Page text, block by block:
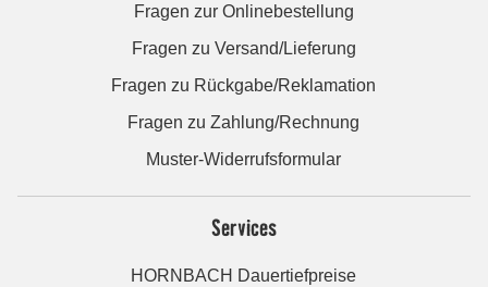
Fragen zur Onlinebestellung
Fragen zu Versand/Lieferung
Fragen zu Rückgabe/Reklamation
Fragen zu Zahlung/Rechnung
Muster-Widerrufsformular
Services
HORNBACH Dauertiefpreise